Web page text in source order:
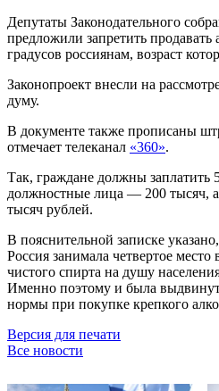
Депутаты Законодательного
предложили запретить продавать
градусов россиянам, возраст
Законопроект внесли на
думу.
В документе также прописаны
отмечает телеканал «360».
Так, граждане должны заплатить
должностные лица — 200 тысяч,
тысяч рублей.
В пояснительной записке
Россия занимала четвертое
чистого спирта на душу
Именно поэтому и была
нормы при покупке крепкого
Версия для печати
Все новости